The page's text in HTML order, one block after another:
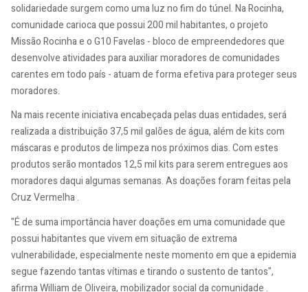
solidariedade surgem como uma luz no fim do túnel. Na Rocinha,
comunidade carioca que possui 200 mil habitantes, o projeto
Missão Rocinha e o G10 Favelas - bloco de empreendedores que
desenvolve atividades para auxiliar moradores de comunidades
carentes em todo país - atuam de forma efetiva para proteger seus
moradores.
Na mais recente iniciativa encabeçada pelas duas entidades, será
realizada a distribuição 37,5 mil galões de água, além de kits com
máscaras e produtos de limpeza nos próximos dias. Com estes
produtos serão montados 12,5 mil kits para serem entregues aos
moradores daqui algumas semanas. As doações foram feitas pela
Cruz Vermelha .
"É de suma importância haver doações em uma comunidade que
possui habitantes que vivem em situação de extrema
vulnerabilidade, especialmente neste momento em que a epidemia
segue fazendo tantas vítimas e tirando o sustento de tantos",
afirma William de Oliveira, mobilizador social da comunidade .